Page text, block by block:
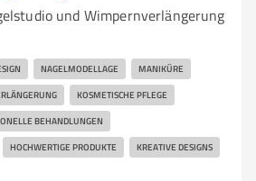
und Wimpernverlängerung
NAGELMODELLAGE MANIKÜRE
KOSMETISCHE PFLEGE
BEHANDLUNGEN
HOCHWERTIGE PRODUKTE KREATIVE DESIGNS